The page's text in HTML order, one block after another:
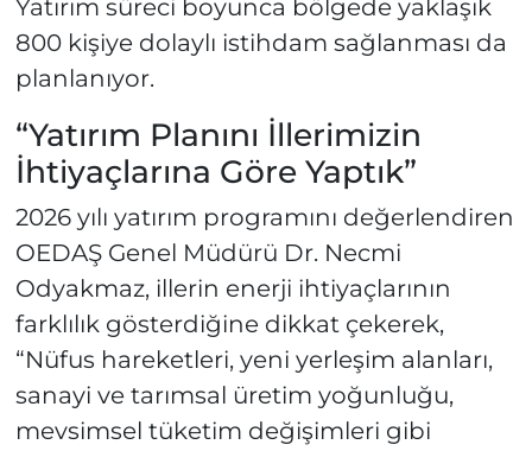
Yatırım süreci boyunca bölgede yaklaşık
800 kişiye dolaylı istihdam sağlanması da
planlanıyor.
“Yatırım Planını İllerimizin
İhtiyaçlarına Göre Yaptık”
2026 yılı yatırım programını değerlendiren
OEDAŞ Genel Müdürü Dr. Necmi
Odyakmaz, illerin enerji ihtiyaçlarının
farklılık gösterdiğine dikkat çekerek,
“Nüfus hareketleri, yeni yerleşim alanları,
sanayi ve tarımsal üretim yoğunluğu,
mevsimsel tüketim değişimleri gibi